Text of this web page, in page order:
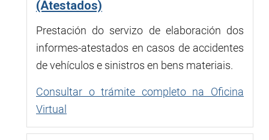
(Atestados)
Prestación do servizo de elaboración dos
informes-atestados en casos de accidentes
de vehículos e sinistros en bens materiais.
Consultar o trámite completo na Oficina
Virtual